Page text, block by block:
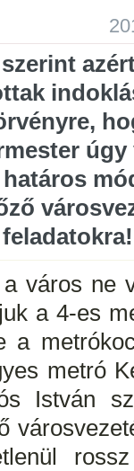
úgy
város ne
a 4-es
a
metró
István